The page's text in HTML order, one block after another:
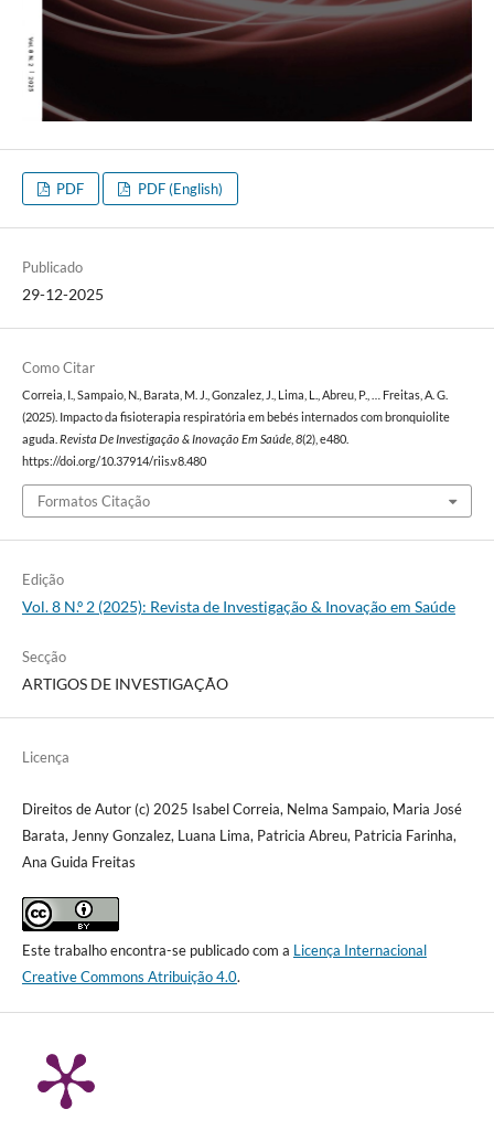
PDF PDF (English)
Publicado
29-12-2025
Como Citar
Correia, I., Sampaio, N., Barata, M. J., Gonzalez, J., Lima, L., Abreu, P., … Freitas, A. G.
(2025). Impacto da fisioterapia respiratória em bebés internados com bronquiolite
aguda.Revista De Investigação & Inovação Em Saúde,8(2), e480.
https://doi.org/10.37914/riis.v8.480
Formatos Citação
Edição
Vol. 8 N.º 2 (2025): Revista de Investigação & Inovação em Saúde
Secção
ARTIGOS DE INVESTIGAÇÃO
Licença
Direitos de Autor (c) 2025 Isabel Correia, Nelma Sampaio, Maria José
Barata, Jenny Gonzalez, Luana Lima, Patricia Abreu, Patricia Farinha,
Ana Guida Freitas
Este trabalho encontra-se publicado com a Licença Internacional
Creative Commons Atribuição 4.0.